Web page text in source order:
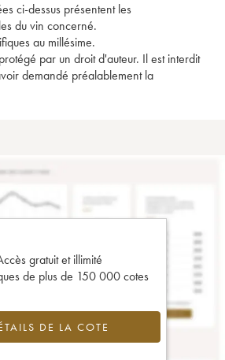
ci-dessus présentent les
du vin concerné.
au millésime.
par un droit d'auteur. Il est interdit
demandé préalablement la
gratuit et illimité
de plus de 150 000 cotes
DE LA COTE